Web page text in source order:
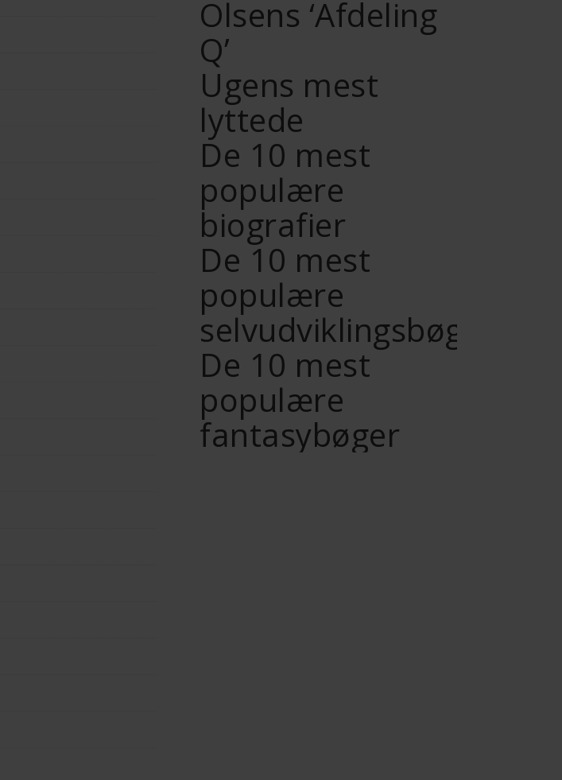
Olsens ‘Afdeling
Q’
Ugens mest
lyttede
De 10 mest
populære
biografier
De 10 mest
populære
selvudviklingsbøger
De 10 mest
populære
fantasybøger